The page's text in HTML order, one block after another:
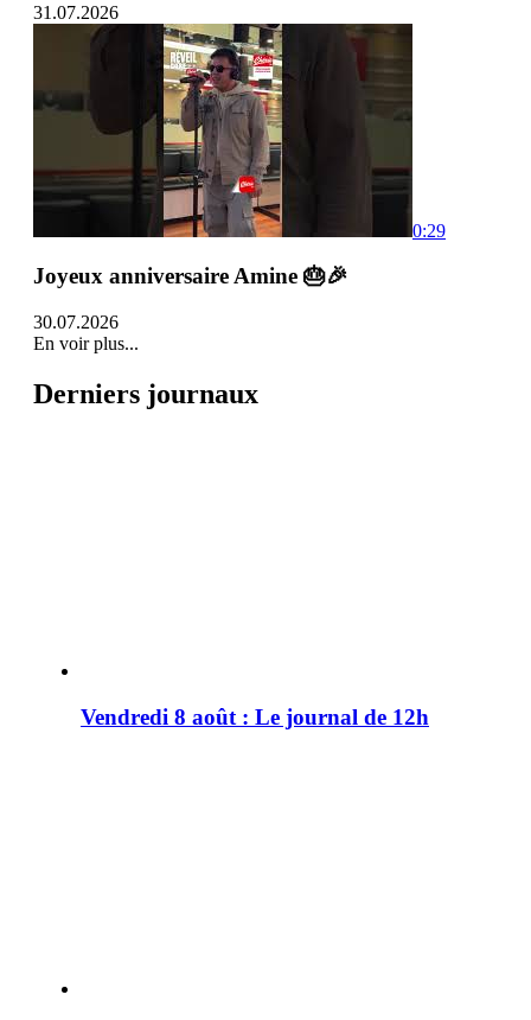
31.07.2026
0:29
Joyeux anniversaire Amine 🎂🎉
30.07.2026
En voir plus...
Derniers journaux
Vendredi 8 août : Le journal de 12h